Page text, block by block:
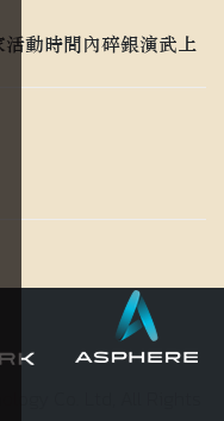
動時間內碎銀演武上